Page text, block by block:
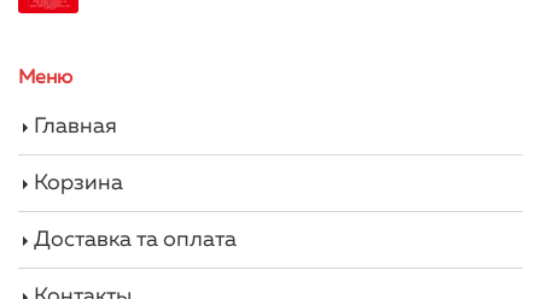
Меню
Главная
Корзина
Доставка та оплата